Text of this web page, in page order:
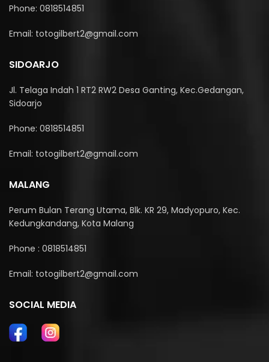
Phone: 0818514851
Email: totogilbert2@gmail.com
SIDOARJO
Jl. Telaga Indah 1 RT2 RW2 Desa Ganting, Kec.Gedangan,
Sidoarjo
Phone: 0818514851
Email: totogilbert2@gmail.com
MALANG
Perum Bulan Terang Utama, Blk. KR 29, Madyopuro, Kec.
Kedungkandang, Kota Malang
Phone : 0818514851
Email: totogilbert2@gmail.com
SOCIAL MEDIA